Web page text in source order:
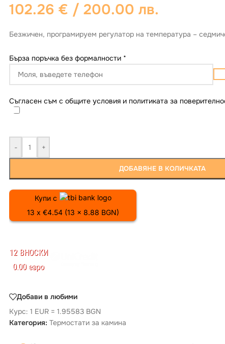
102.26 € / 200.00 лв.
Безжичен, програмируем регулатор на температура –
Бърза поръчка без формалности *
Съгласен съм с общите условия и политиката за
- +
ДОБАВЯНЕ В КОЛИЧКАТА
Купи с
13 x €4.54 (13 x 8.88 BGN)
12 ВНОСКИ
0.00 евро
Добави в любими
Курс: 1 EUR = 1.95583 BGN
Категория: Термостати за камина